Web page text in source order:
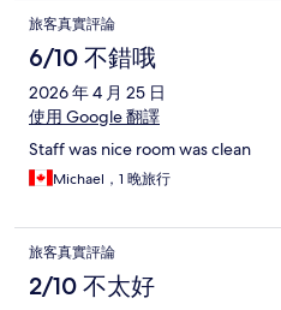
旅客真實評論
6/10 不錯哦
2026 年 4 月 25 日
使用 Google 翻譯
Staff was nice room was clean
Michael，1 晚旅行
旅客真實評論
2/10 不太好